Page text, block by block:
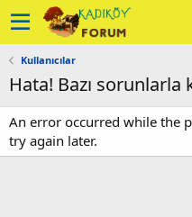
Kullanıcılar
Hata! Bazı sorunlarla
An error occurred while the
try again later.